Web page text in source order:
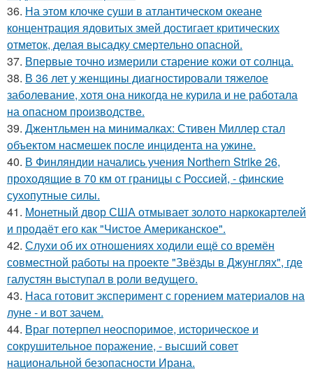
36. На этом клочке суши в атлантическом океане
концентрация ядовитых змей достигает критических
отметок, делая высадку смертельно опасной.
37. Впервые точно измерили старение кожи от солнца.
38. В 36 лет у женщины диагностировали тяжелое
заболевание, хотя она никогда не курила и не работала
на опасном производстве.
39. Джентльмен на минималках: Стивен Миллер стал
объектом насмешек после инцидента на ужине.
40. В Финляндии начались учения Northern Strike 26,
проходящие в 70 км от границы с Россией, - финские
сухопутные силы.
41. Монетный двор США отмывает золото наркокартелей
и продаёт его как "Чистое Американское".
42. Слухи об их отношениях ходили ещё со времён
совместной работы на проекте "Звёзды в Джунглях", где
галустян выступал в роли ведущего.
43. Наса готовит эксперимент с горением материалов на
луне - и вот зачем.
44. Враг потерпел неоспоримое, историческое и
сокрушительное поражение, - высший совет
национальной безопасности Ирана.